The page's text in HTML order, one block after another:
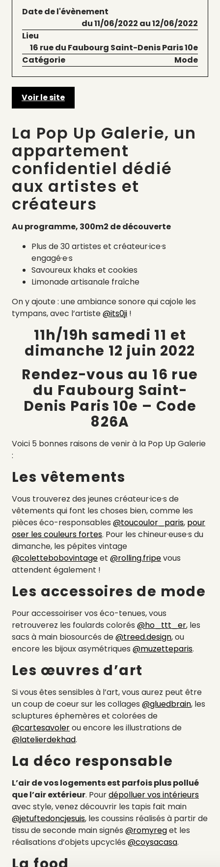
Date de l'évènement
du 11/06/2022 au 12/06/2022
Lieu
16 rue du Faubourg Saint-Denis Paris 10e
Catégorie
Mode
Voir le site
La Pop Up Galerie, un
appartement
confidentiel dédié
aux artistes et
créateurs
Au programme, 300m2 de découverte
Plus de 30 artistes et créateur·ice·s
engagé·e·s
Savoureux khaks et cookies
Limonade artisanale fraîche
On y ajoute : une ambiance sonore qui cajole les
tympans, avec l’artiste@its0ji !
11h/19h samedi 11 et
dimanche 12 juin 2022
Rendez-vous au 16 rue
du Faubourg Saint-
Denis Paris 10e – Code
826A
Voici 5 bonnes raisons de venir à la Pop Up Galerie
:
Les vêtements
Vous trouverez des jeunes créateur·ice·s de
vêtements qui font les choses bien, comme les
pièces éco-responsables @toucoulor_paris, pour
oser les couleurs fortes. Pour les chineur·euse·s du
dimanche, les pépites vintage
@colettebobovintageet @rolling.fripevous
attendent également !
Les accessoires de mode
Pour accessoiriser vos éco-tenues, vous
retrouverez les foulards colorés @ho_ttt_er, les
sacs à main biosourcés de@treed.design, ou
encore les bijoux asymétriques @muzetteparis.
Les œuvres d’art
Si vous êtes sensibles à l’art, vous aurez peut être
un coup de coeur sur les collages @gluedbrain, les
scluptures éphemères et colorées de
@cartesavolerou encore les illustrations de
@latelierdekhad.
La déco responsable
L’air de vos logements est parfois plus pollué
que l’air extérieur. Pourdépolluer vos intérieurs
avec style, venez découvrir les tapis fait main
@jetuftedoncjesuis, les coussins réalisés à partir de
tissu de seconde main signés @romyreget les
réalisations d’objets upcyclés @coysacasa.